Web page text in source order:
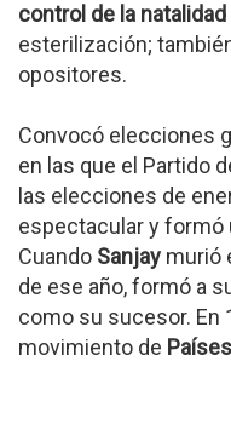
control de la natalidad
esterilización;
opositores.
Convocó elecciones
en las que el Partido
las elecciones de
espectacular y formó
Cuando Sanjay murió
de ese año, formó a
como su sucesor. En
movimiento de